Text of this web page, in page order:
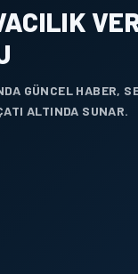
GÜNCEL HABER,
ALTINDA SUNAR.